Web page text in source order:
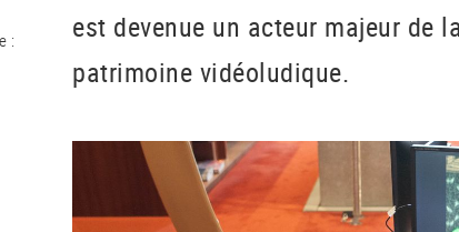
est devenue un acteur majeur de
patrimoine vidéoludique.